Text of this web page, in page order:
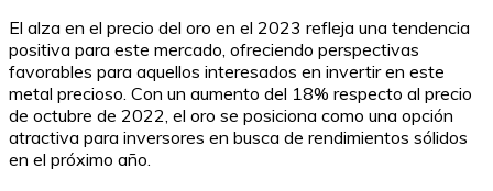
El alza en el precio del oro en el 2023 refleja una tendencia
positiva para este mercado, ofreciendo perspectivas
favorables para aquellos interesados en invertir en este
metal precioso. Con un aumento del 18% respecto al precio
de octubre de 2022, el oro se posiciona como una opción
atractiva para inversores en busca de rendimientos sólidos
en el próximo año.